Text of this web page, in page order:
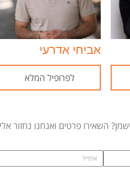
אביחי אדרעי
לפרופיל המלא
השאירו פרטים ואנחנו נחזור